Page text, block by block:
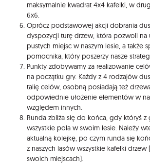
maksymalnie kwadrat 4x4 kafelki, w
6x6.
Oprócz podstawowej akcji dobrania
dyspozycji turę drzew, która pozwoli na
pustych miejsc w naszym lesie, a także
pomocnika, który poszerzy nasze
Punkty zdobywamy za realizowanie
na początku gry. Każdy z 4 rodzajów
talię celów, osobną posiadają też
odpowiednie ułożenie elementów w
względem innych.
Runda zbliża się do końca, gdy któryś z
wszystkie pola w swoim lesie. Należy
aktualną kolejkę, po czym runda się
z naszych lasów wszystkie kafelki drzew
swoich miejscach).